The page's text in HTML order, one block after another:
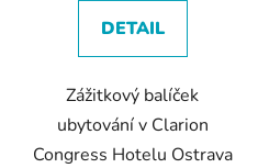
DETAIL
Zážitkový balíček
ubytování v Clarion
Congress Hotelu Ostrava